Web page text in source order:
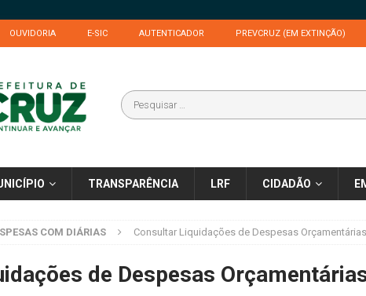
OUVIDORIA E-SIC AUTENTICADOR PREVCRUZ (EM EXTINÇÃO)
TRANSPARÊNCIA LRF CIDADÃO
COM DIÁRIAS Consultar Liquidações de Despesas
de Despesas